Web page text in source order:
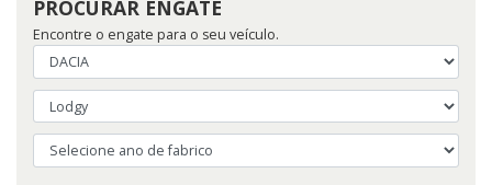
PROCURAR ENGATE
Encontre o engate para o seu veículo.